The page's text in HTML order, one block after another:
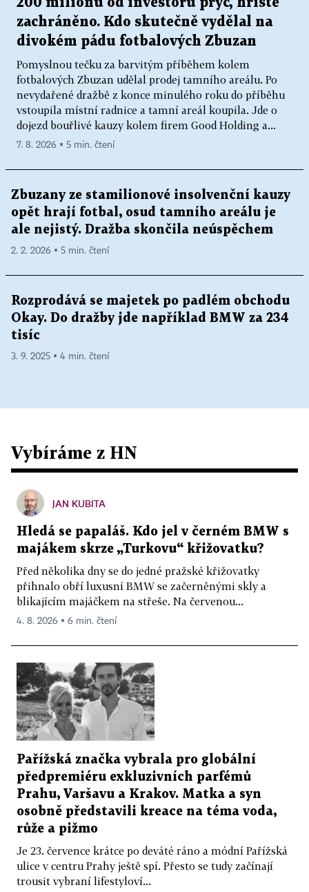
200 milionů od investorů pryč, hřiště
zachráněno. Kdo skutečně vydělal na
divokém pádu fotbalových Zbuzan
Pomyslnou tečku za barvitým příběhem kolem
fotbalových Zbuzan udělal prodej tamního areálu. Po
nevydařené dražbě z konce minulého roku do příběhu
vstoupila místní radnice a tamní areál koupila. Jde o
dojezd bouřlivé kauzy kolem firem Good Holding a...
7. 8. 2026 ▪ 5 min. čtení
Zbuzany ze stamilionové insolvenční kauzy
opět hrají fotbal, osud tamního areálu je
ale nejistý. Dražba skončila neúspěchem
2. 2. 2026 ▪ 5 min. čtení
Rozprodává se majetek po padlém obchodu
Okay. Do dražby jde například BMW za 234
tisíc
3. 9. 2025 ▪ 4 min. čtení
Vybíráme z HN
JAN KUBITA
Hledá se papaláš. Kdo jel v černém BMW s
majákem skrze „Turkovu“ křižovatku?
Před několika dny se do jedné pražské křižovatky
přihnalo obří luxusní BMW se začerněnými skly a
blikajícím majáčkem na střeše. Na červenou...
4. 8. 2026 ▪ 6 min. čtení
Pařížská značka vybrala pro globální
předpremiéru exkluzivních parfémů
Prahu, Varšavu a Krakov. Matka a syn
osobně představili kreace na téma voda,
růže a pižmo
Je 23. července krátce po deváté ráno a módní Pařížská
ulice v centru Prahy ještě spí. Přesto se tudy začínají
trousit vybraní lifestyloví...